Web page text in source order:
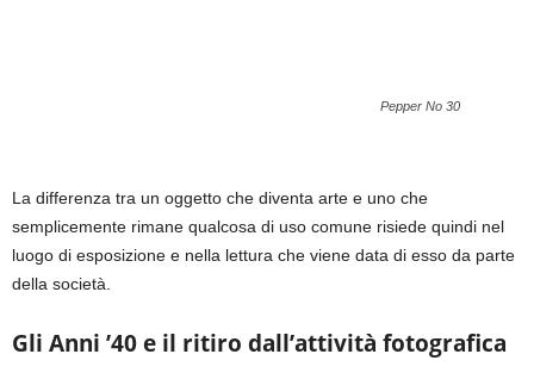
Pepper No 30
La differenza tra un oggetto che diventa arte e uno che
semplicemente rimane qualcosa di uso comune risiede quindi nel
luogo di esposizione e nella lettura che viene data di esso da parte
della società.
Gli Anni ’40 e il ritiro dall’attività fotografica